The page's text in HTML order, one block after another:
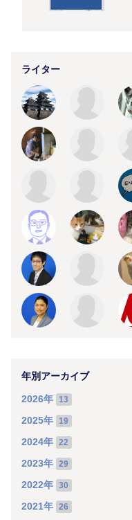
ライター
年別アーカイブ
2026年 13
2025年 19
2024年 22
2023年 29
2022年 30
2021年 26